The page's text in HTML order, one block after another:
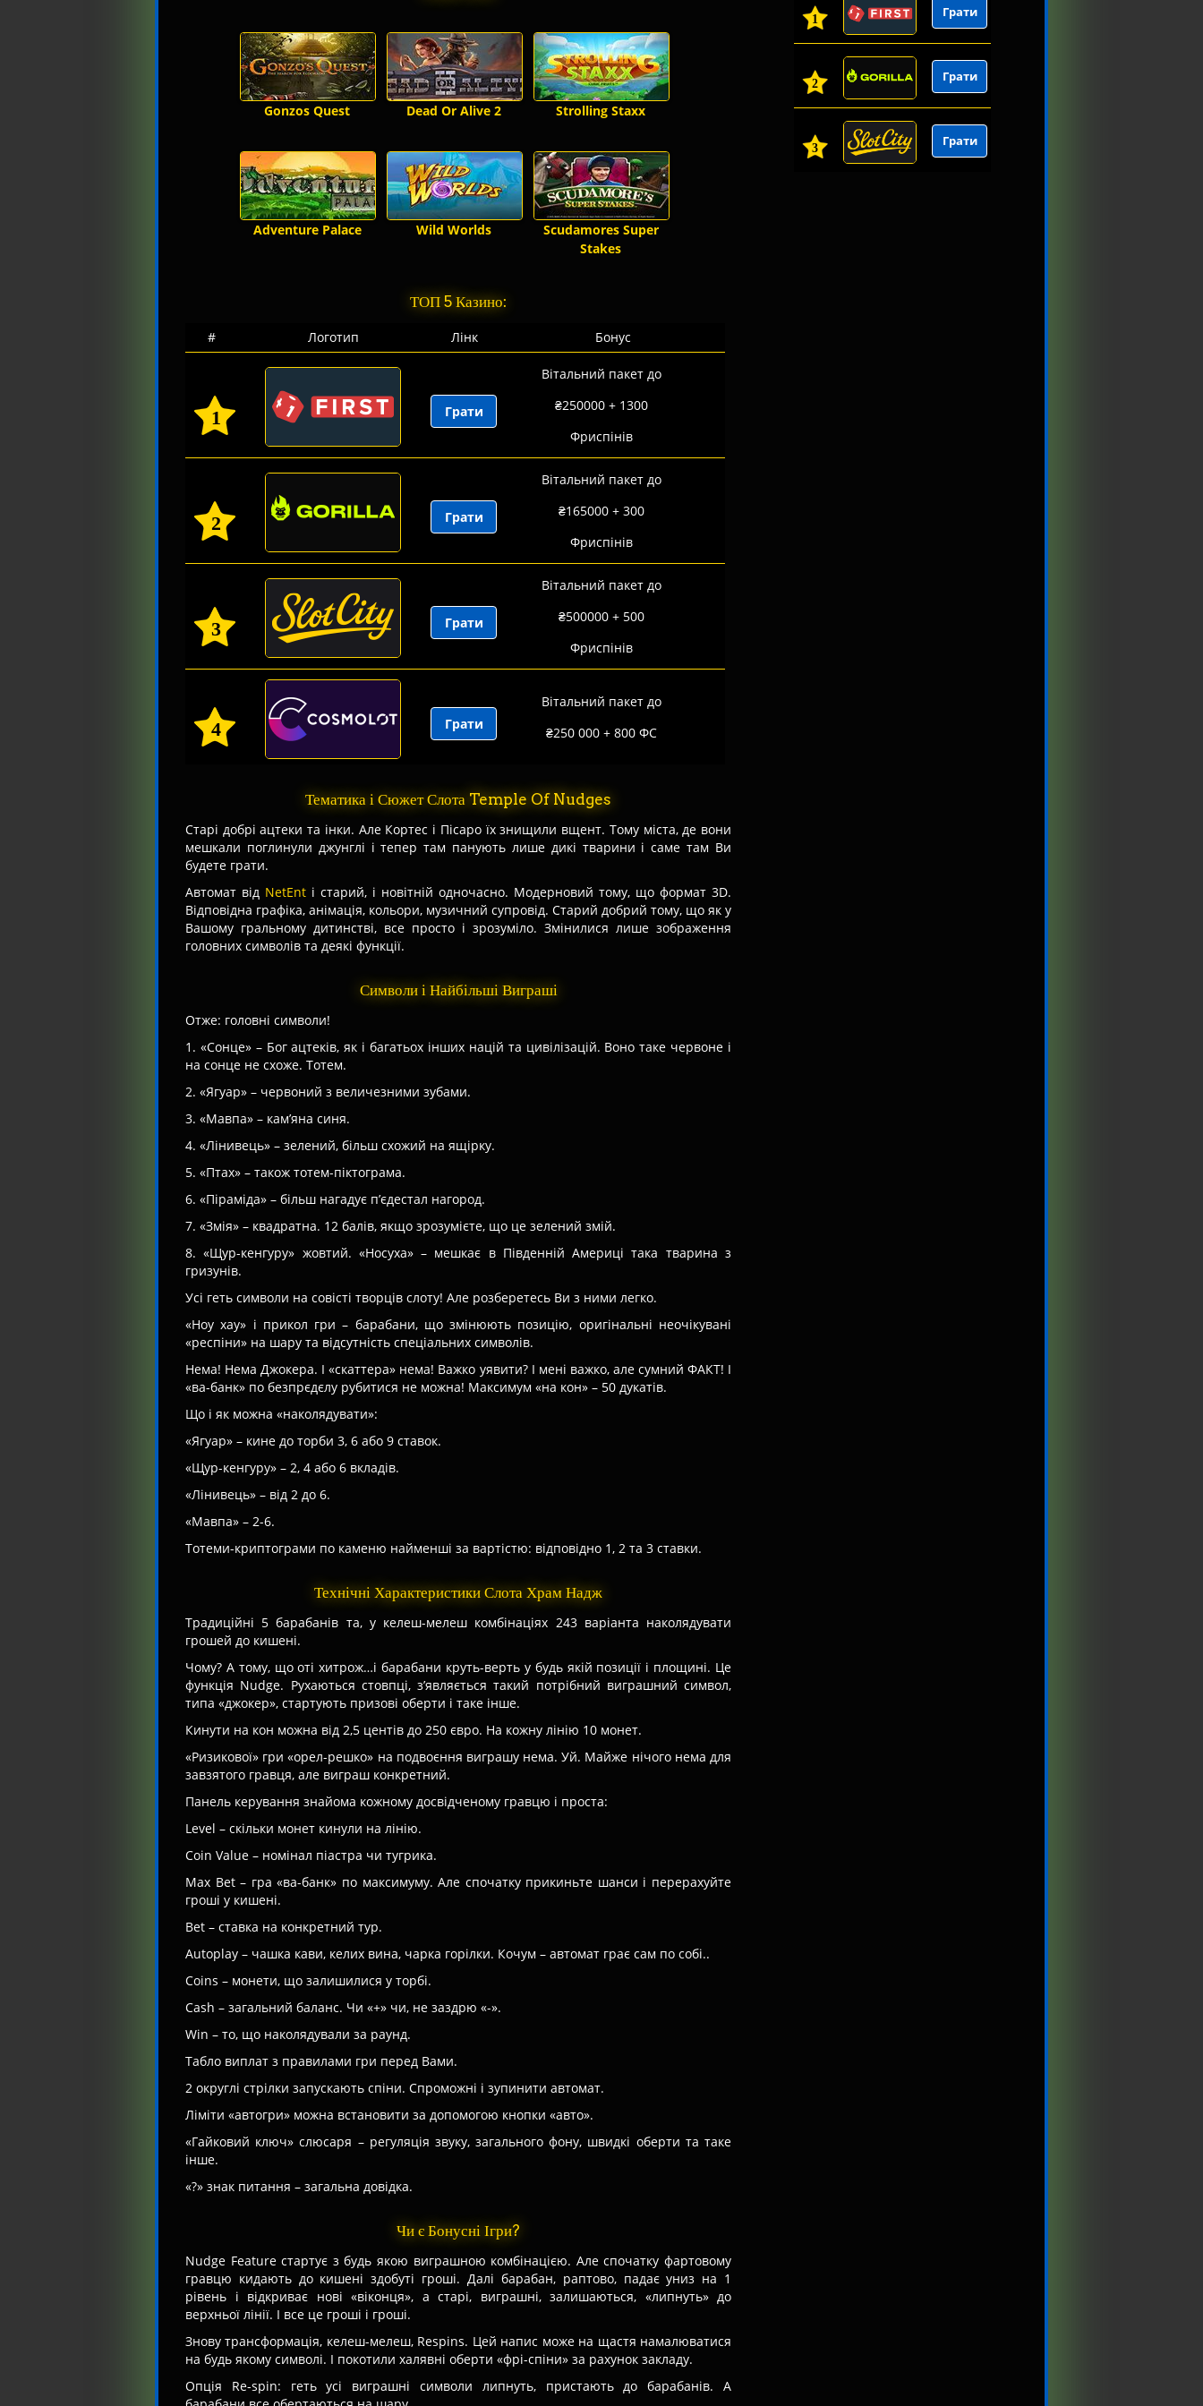
Gonzos Quest Dead Or Alive 2 Strolling Staxx
Adventure Palace Wild Worlds
Scudamores Super
Stakes
ТОП 5 Казино:
# Логотип Лінк Бонус
1 Грати
Вітальний пакет до
₴250000 + 1300
Фриспінів
2 Грати
Вітальний пакет до
₴165000 + 300
Фриспінів
3 Грати
Вітальний пакет до
₴500000 + 500
Фриспінів
4 Грати
Вітальний пакет до
₴250 000 + 800 ФС
Тематика і Сюжет Слота Temple Of Nudges
Старі добрі ацтеки та інки. Але Кортес і Пісаро їх знищили вщент. Тому міста, де вони
мешкали поглинули джунглі і тепер там панують лише дикі тварини і саме там Ви
будете грати.
Автомат від NetEnt і старий, і новітній одночасно. Модерновий тому, що формат 3D.
Відповідна графіка, анімація, кольори, музичний супровід. Старий добрий тому, що як у
Вашому гральному дитинстві, все просто і зрозуміло. Змінилися лише зображення
головних символів та деякі функції.
Символи і Найбільші Виграші
Отже: головні символи!
1. «Сонце» – Бог ацтеків, як і багатьох інших націй та цивілізацій. Воно таке червоне і
на сонце не схоже. Тотем.
2. «Ягуар» – червоний з величезними зубами.
3. «Мавпа» – кам’яна синя.
4. «Лінивець» – зелений, більш схожий на ящірку.
5. «Птах» – також тотем-піктограма.
6. «Піраміда» – більш нагадує п’єдестал нагород.
7. «Змія» – квадратна. 12 балів, якщо зрозумієте, що це зелений змій.
8. «Щур-кенгуру» жовтий. «Носуха» – мешкає в Південній Америці така тварина з
гризунів.
Усі геть символи на совісті творців слоту! Але розберетесь Ви з ними легко.
«Ноу хау» і прикол гри – барабани, що змінюють позицію, оригінальні неочікувані
«респіни» на шару та відсутність спеціальних символів.
Нема! Нема Джокера. І «скаттера» нема! Важко уявити? І мені важко, але сумний ФАКТ! І
«ва-банк» по безпрєдєлу рубитися не можна! Максимум «на кон» – 50 дукатів.
Що і як можна «наколядувати»:
«Ягуар» – кине до торби 3, 6 або 9 ставок.
«Щур-кенгуру» – 2, 4 або 6 вкладів.
«Лінивець» – від 2 до 6.
«Мавпа» – 2-6.
Тотеми-криптограми по каменю найменші за вартістю: відповідно 1, 2 та 3 ставки.
Технічні Характеристики Слота Храм Надж
Традиційні 5 барабанів та, у келеш-мелеш комбінаціях 243 варіанта наколядувати
грошей до кишені.
Чому? А тому, що оті хитрож…і барабани круть-верть у будь якій позиції і площині. Це
функція Nudge. Рухаються стовпці, з’являється такий потрібний виграшний символ,
типа «джокер», стартують призові оберти і таке інше.
Кинути на кон можна від 2,5 центів до 250 євро. На кожну лінію 10 монет.
«Ризикової» гри «орел-решко» на подвоєння виграшу нема. Уй. Майже нічого нема для
завзятого гравця, але виграш конкретний.
Панель керування знайома кожному досвідченому гравцю і проста:
Level – скільки монет кинули на лінію.
Coin Value – номінал піастра чи тугрика.
Max Bet – гра «ва-банк» по максимуму. Але спочатку прикиньте шанси і перерахуйте
гроші у кишені.
Bet – ставка на конкретний тур.
Autoplay – чашка кави, келих вина, чарка горілки. Кочум – автомат грає сам по собі..
Coins – монети, що залишилися у торбі.
Cash – загальний баланс. Чи «+» чи, не заздрю «-».
Win – то, що наколядували за раунд.
Табло виплат з правилами гри перед Вами.
2 округлі стрілки запускають спіни. Спроможні і зупинити автомат.
Ліміти «автогри» можна встановити за допомогою кнопки «авто».
«Гайковий ключ» слюсаря – регуляція звуку, загального фону, швидкі оберти та таке
інше.
«?» знак питання – загальна довідка.
Чи є Бонусні Ігри?
Nudge Feature стартує з будь якою виграшною комбінацією. Але спочатку фартовому
гравцю кидають до кишені здобуті гроші. Далі барабан, раптово, падає униз на 1
рівень і відкриває нові «віконця», а старі, виграшні, залишаються, «липнуть» до
верхньої лінії. І все це гроші і гроші.
Знову трансформація, келеш-мелеш, Respins. Цей напис може на щастя намалюватися
на будь якому символі. І покотили халявні оберти «фрі-спіни» за рахунок закладу.
Опція Re-spin: геть усі виграшні символи липнуть, пристають до барабанів. А
1 Грати
2 Грати
3 Грати